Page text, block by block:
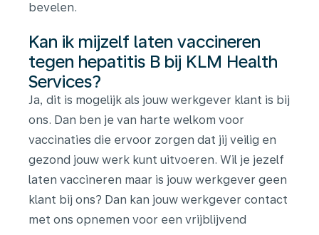
bevelen.
Kan ik mijzelf laten vaccineren
tegen hepatitis B bij KLM Health
Services?
Ja, dit is mogelijk als jouw werkgever klant is bij
ons. Dan ben je van harte welkom voor
vaccinaties die ervoor zorgen dat jij veilig en
gezond jouw werk kunt uitvoeren. Wil je jezelf
laten vaccineren maar is jouw werkgever geen
klant bij ons? Dan kan jouw werkgever contact
met ons opnemen voor een vrijblijvend